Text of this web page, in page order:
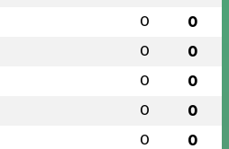
0 0
0 0
0 0
0 0
0 0